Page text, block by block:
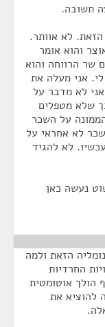
תשובה.
לא אוותר.
והוא אומר
שר הרווחה והוא
אני מעלה את
לא מדבר על
שלא מטפלים
על השכר
לא אחראי על
לא להגיד
נעשה כאן
הזאת ולמה
החרדיות
הולך אוטומטית
להוציא את